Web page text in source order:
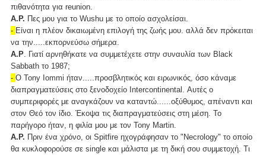
πιθανότητα για reunion.
Α.Ρ. Πες μου για το Wushu με το οποίο ασχολείσαι.
- Eίναι η πλέον δικαιωμένη επιλογή της ζωής μου. αλλά δεν πρόκειται
να την.....εκπορνεύσω σήμερα.
Α.Ρ . Γιατί αρνηθήκατε να συμμετέχετε στην συναυλία των Black
Sabbath το 1987;
- Ο Tony Iommi ήταν.....προσβλητικός και ειρωνικός, όσο κάναμε
διαπραγματεύσεις στο ξενοδοχείο Intercontinental. Αυτές ο
συμπεριφορές με αναγκάζουν να καταντώ......οξύθυμος, απέναντι και
στον Θεό τον ίδιο. Έκοψα τις διαπραγματεύσεις στη μέση. Το
παρήγορο ήταν, η φιλία μου με τον Tony Martin.
Α.Ρ. Πριν ένα χρόνο, οι Spitfire ηχογράφησαν το "Necrology" το οποίο
θα κυκλοφορούσε σε single και μάλιστα με τη δική σου συμμετοχή. Τι